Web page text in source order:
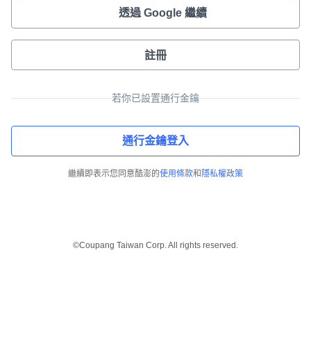
透過 Google 繼續
註冊
若你已設置通行金鑰
通行金鑰登入
繼續即表示您同意酷澎的使用條款和 隱私權政策
©Coupang Taiwan Corp. All rights reserved.